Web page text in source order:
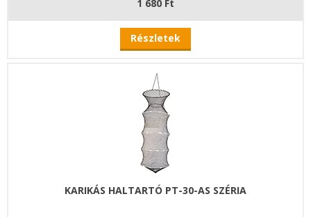
1 680 Ft
Részletek
KARIKÁS HALTARTÓ PT-30-AS SZÉRIA